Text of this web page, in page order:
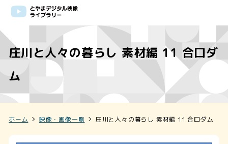
庄川と人々の暮らし 素材編 11 合口ダ
ム
ホーム 映像・画像一覧 庄川と人々の暮らし 素材編 11 合口ダム